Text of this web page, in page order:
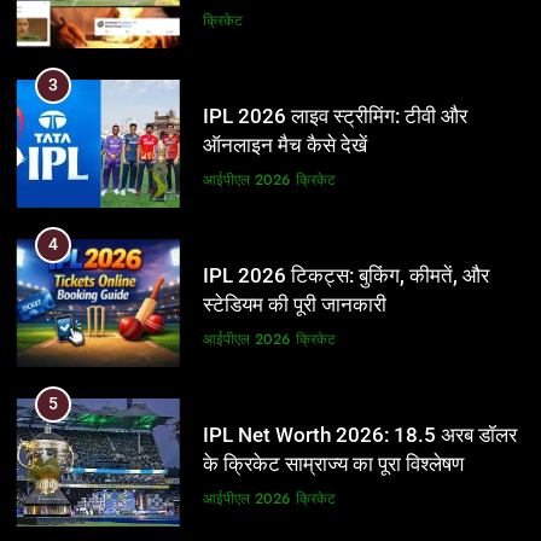
और BCCI पर लगाए गंभीर आरोप
क्रिकेट
3
IPL 2026 लाइव स्ट्रीमिंग: टीवी और
ऑनलाइन मैच कैसे देखें
आईपीएल 2026 क्रिकेट
4
IPL 2026 टिकट्स: बुकिंग, कीमतें, और
स्टेडियम की पूरी जानकारी
आईपीएल 2026 क्रिकेट
5
IPL Net Worth 2026: 18.5 अरब डॉलर
के क्रिकेट साम्राज्य का पूरा विश्लेषण
आईपीएल 2026 क्रिकेट